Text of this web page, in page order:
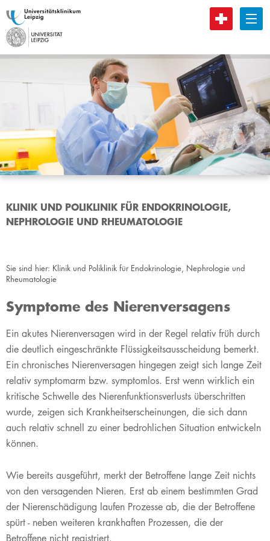
B
KLINIK UND POLIKLINIK FÜR ENDOKRINOLOGIE,
NEPHROLOGIE UND RHEUMATOLOGIE
Sie sind hier: Klinik und Poliklinik für Endokrinologie, Nephrologie und
Rheumatologie
Symptome des Nierenversagens
​Ein akutes Nierenversagen wird in der Regel relativ früh durch
die deutlich eingeschränkte Flüssigkeitsausscheidung bemerkt.
Ein chronisches Nierenversagen hingegen zeigt sich lange Zeit
relativ symptomarm bzw. symptomlos. Erst wenn wirklich ein
kritische Schwelle des Nierenfunktionsverlusts überschritten
wurde, zeigen sich Krankheitserscheinungen, die sich dann
auch relativ schnell zu einer bedrohlichen Situation entwickeln
können.
Wie bereits ausgeführt, merkt der Betroffene lange Zeit nichts
von den versagenden Nieren. Erst ab einem bestimmten Grad
der Nierenschädigung laufen Prozesse ab, die der Betroffene
spürt - neben weiteren krankhaften Prozessen, die der
Betroffene nicht registriert.